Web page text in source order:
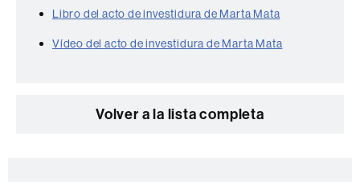
Libro del acto de investidura de Marta Mata
Vídeo del acto de investidura de Marta Mata
Volver a la lista completa